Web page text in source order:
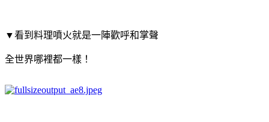
▼看到料理噴火就是一陣歡呼和掌聲
全世界哪裡都一樣！